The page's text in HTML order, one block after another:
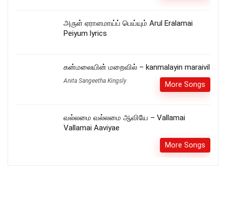
அருள் ஏராளமாய்ப் பெய்யும் Arul Eralamai
Peiyum lyrics
கன்மலையின் மறைவில் – kanmalayin maraivil
Anita Sangeetha Kingsly More Songs
வல்லமை வல்லமை ஆவியே – Vallamai
Vallamai Aaviyae
More Songs